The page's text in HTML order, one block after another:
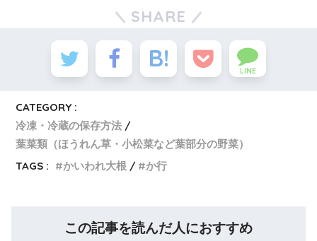
SHARE
LINE
CATEGORY :
冷凍・冷蔵の保存方法
葉菜類（ほうれん草・小松菜など葉部分の野菜）
TAGS :
かいわれ大根 か行
この記事を読んだ人におすすめ